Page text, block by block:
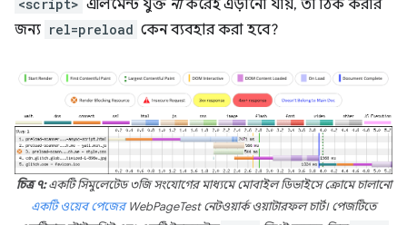
<script> এলিমেন্ট যুক্ত নাকরেই এড়ানো যায়, তা ঠিক করার
জন্য rel=preload কেন ব্যবহার করা হবে?
চিত্র ৭:একটি সিমুলেটেড ৩জি সংযোগের মাধ্যমে মোবাইল ডিভাইসে ক্রোমে চালানো
একটি ওয়েব পেজেরWebPageTest নেটওয়ার্ক ওয়াটারফল চার্ট। পেজটিতে